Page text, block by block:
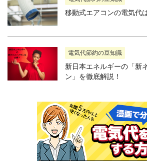
移動式エアコンの電気代
電気代節約の豆知識
新日本エネルギーの「新
ン」を徹底解説！